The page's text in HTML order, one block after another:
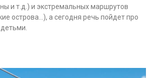
и т.д.) и экстремальных маршрутов
острова…), а сегодня речь пойдет про